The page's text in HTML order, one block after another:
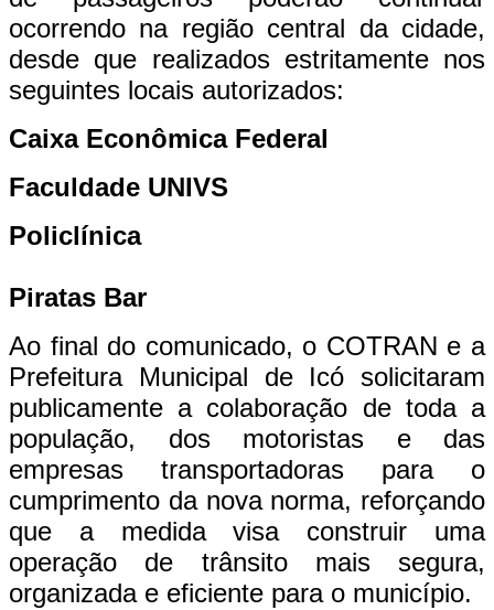
ocorrendo na região central da cidade,
desde que realizados estritamente nos
seguintes locais autorizados: ​
Caixa Econômica Federal
Faculdade UNIVS
Policlínica​
Piratas Bar
Ao final do comunicado, o COTRAN e a
Prefeitura Municipal de Icó solicitaram
publicamente a colaboração de toda a
população, dos motoristas e das
empresas transportadoras para o
cumprimento da nova norma, reforçando
que a medida visa construir uma
operação de trânsito mais segura,
organizada e eficiente para o município.